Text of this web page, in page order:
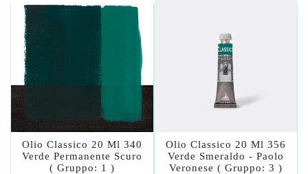
Olio Classico 20 Ml 340
Verde Permanente Scuro
( Gruppo: 1 )
Olio Classico 20 Ml 356
Verde Smeraldo - Paolo
Veronese ( Gruppo: 3 )